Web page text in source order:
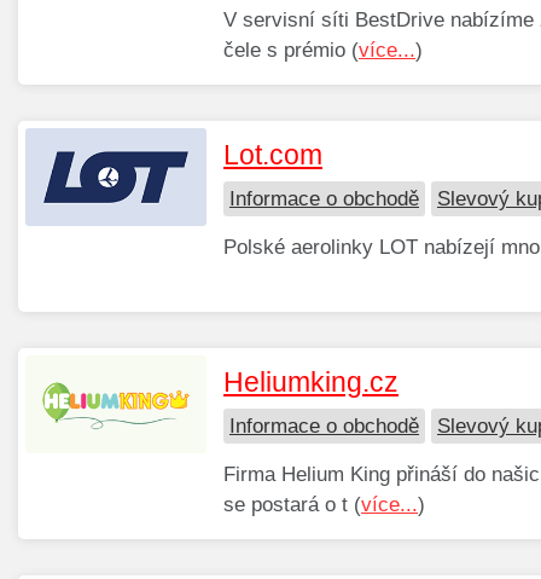
V servisní síti BestDrive nabízíme
čele s prémio (více...)
Lot.com
Informace o obchodě Slevový
Polské aerolinky LOT nabízejí
Heliumking.cz
Informace o obchodě Slevový
Firma Helium King přináší do
se postará o t (více...)